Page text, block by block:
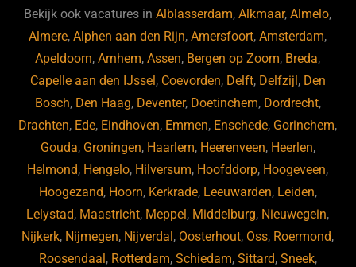
b
o
o
k
ky dI
n
Bekijk ook vacatures inAlblasserdam,Alkmaar,Almelo,
Almere,Alphen aan den Rijn,Amersfoort,Amsterdam,
Apeldoorn,Arnhem,Assen, Bergen op Zoom, Breda,
Capelle aan den IJssel , Coevorden, Delft, Delfzijl , Den
Bosch, Den Haag, Deventer, Doetinchem, Dordrecht,
Drachten, Ede, Eindhoven, Emmen, Enschede, Gorinchem,
Gouda, Groningen, Haarlem, Heerenveen, Heerlen,
Helmond, Hengelo, Hilversum, Hoofddorp, Hoogeveen,
Hoogezand, Hoorn, Kerkrade, Leeuwarden, Leiden,
Lelystad, Maastricht, Meppel , Middelburg, Nieuwegein,
Nijkerk, Nijmegen, Nijverdal , Oosterhout, Oss, Roermond,
Roosendaal , Rotterdam, Schiedam, Sittard, Sneek,